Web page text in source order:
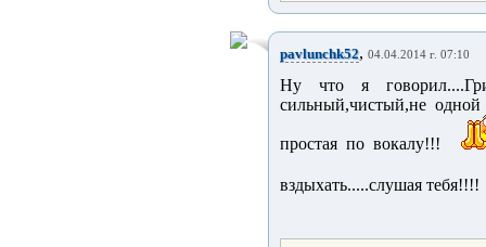
pavlunchk52, 04.04.2014 г. 07:10
Ну что я
сильный,чистый,не
простая по вокалу!!!
вздыхать.....слушая тебя!!!!